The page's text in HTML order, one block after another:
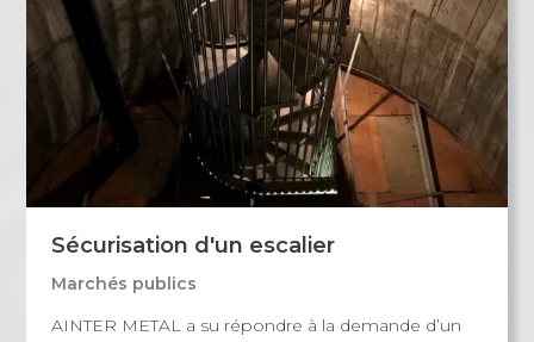
Sécurisation d'un escalier
Marchés publics
AINTER METAL a su répondre à la demande d’un